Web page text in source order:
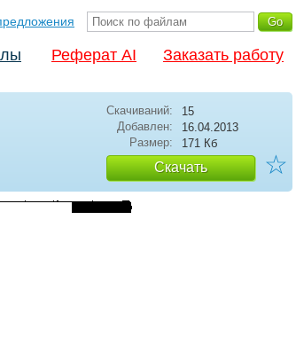
Реферат AI Заказать работу
Скачиваний:
15
Добавлен:
16.04.2013
Размер:
171 Кб
Скачать ☆